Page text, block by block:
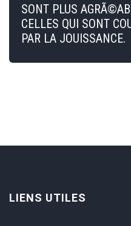
SONT PLUS
CELLES QUI SONT
PAR LA JOUISSANCE.
LIENS UTILES